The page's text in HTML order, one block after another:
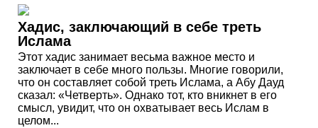
Хадис, заключающий в себе треть
Ислама
Этот хадис занимает весьма важное место и
заключает в себе много пользы. Многие говорили,
что он составляет собой треть Ислама, а Абу Дауд
сказал: «Четверть». Однако тот, кто вникнет в его
смысл, увидит, что он охватывает весь Ислам в
целом...